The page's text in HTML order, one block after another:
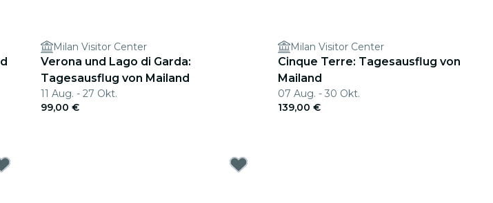
Milan Visitor Center
Verona und Lago di Garda:
Tagesausflug von Mailand
11 Aug. - 27 Okt.
99,00 €
Milan Visitor Center
Cinque Terre: Tagesausflug von
Mailand
07 Aug. - 30 Okt.
139,00 €